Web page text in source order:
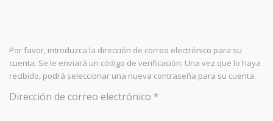
Por favor, introduzca la dirección de correo electrónico para su
cuenta. Se le enviará un código de verificación. Una vez que lo haya
recibido, podrá seleccionar una nueva contraseña para su cuenta.
Dirección de correo electrónico *